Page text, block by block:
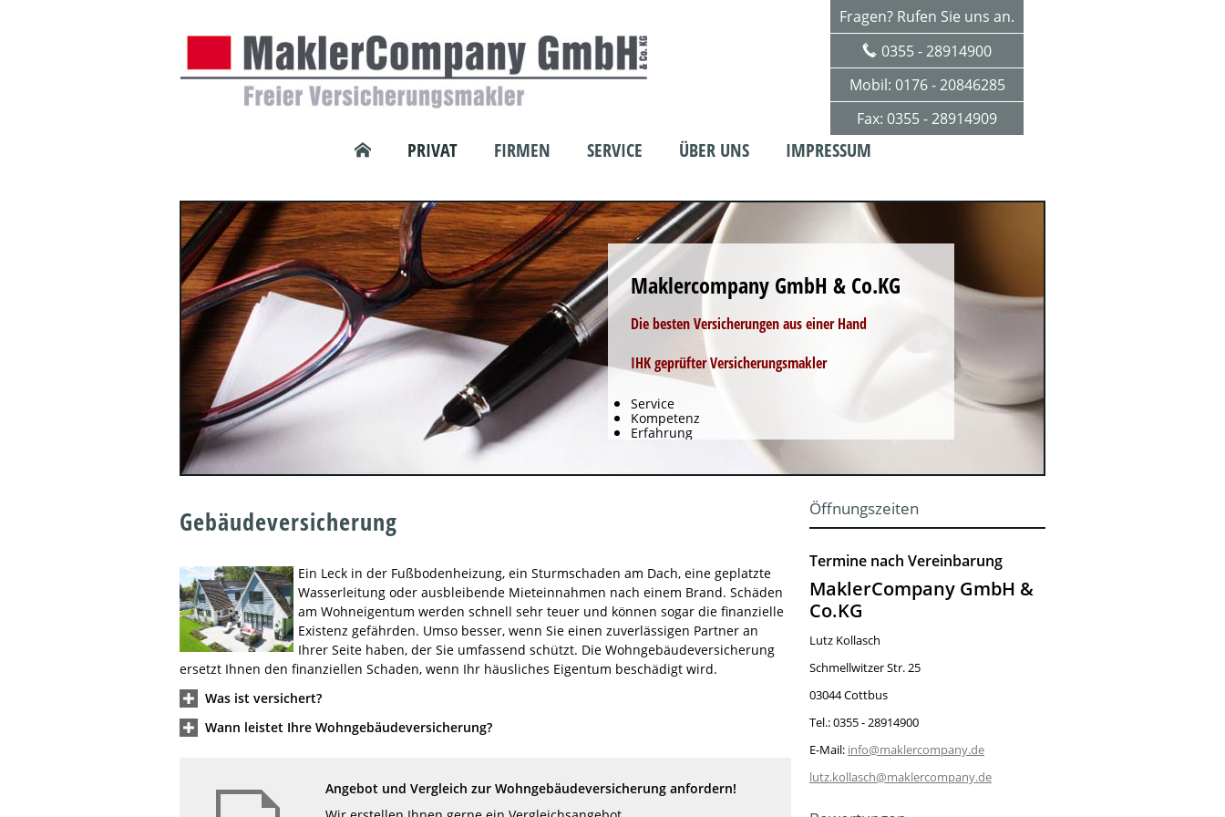
PRIVAT FIRMEN SERVICE ÜBER UNS IMPRESSUM
Fragen? Rufen Sie uns an.
0355 - 28914900
Mobil: 0176 - 20846285
Fax: 0355 - 28914909
Maklercompany GmbH & Co.KG
Die besten Versicherungen aus einer Hand
IHK geprüfter Versicherungsmakler
Service
Kompetenz
Erfahrung
Öffnungszeiten
Termine nach Vereinbarung
MaklerCompany GmbH &
Co.KG
Lutz Kollasch
Schmellwitzer Str. 25
03044 Cottbus
Tel.: 0355 - 28914900
E-Mail: info@maklercompany.de
lutz.kollasch@maklercompany.de
Gebäudeversicherung
Ein Leck in der Fußbodenheizung, ein Sturmschaden am Dach, eine geplatzte
Wasserleitung oder ausbleibende Mieteinnahmen nach einem Brand. Schäden
am Wohneigentum werden schnell sehr teuer und können sogar die finanzielle
Existenz gefährden. Umso besser, wenn Sie einen zuverlässigen Partner an
Ihrer Seite haben, der Sie umfassend schützt. Die Wohngebäudeversicherung
ersetzt Ihnen den finanziellen Schaden, wenn Ihr häusliches Eigentum beschädigt wird.
Was ist versichert?
Wann leistet Ihre Wohngebäudeversicherung?
Angebot und Vergleich zur Wohngebäudeversicherung anfordern!